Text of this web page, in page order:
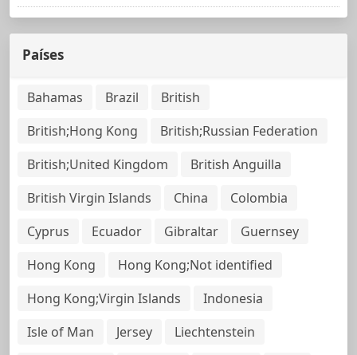
Países
Bahamas Brazil
British
British;Hong Kong
British;Russian Federation
British;United Kingdom
British Anguilla
British Virgin Islands
China
Colombia
Cyprus
Ecuador Gibraltar
Guernsey
Hong Kong
Hong Kong;Not identified
Hong Kong;Virgin Islands
Indonesia
Isle of Man
Jersey
Liechtenstein